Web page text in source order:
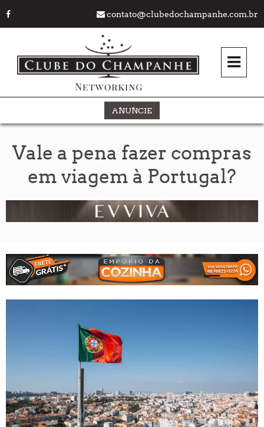
contato@clubedochampanhe.com.br
ANUNCIE
Vale a pena fazer compras
em viagem à Portugal?